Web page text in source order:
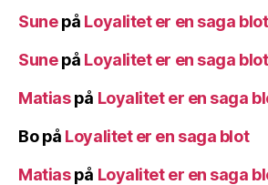
Sunepå Loyalitet er en saga blot
Sunepå Loyalitet er en saga blot
Matiaspå Loyalitet er en saga
Bopå Loyalitet er en saga blot
Matiaspå Loyalitet er en saga